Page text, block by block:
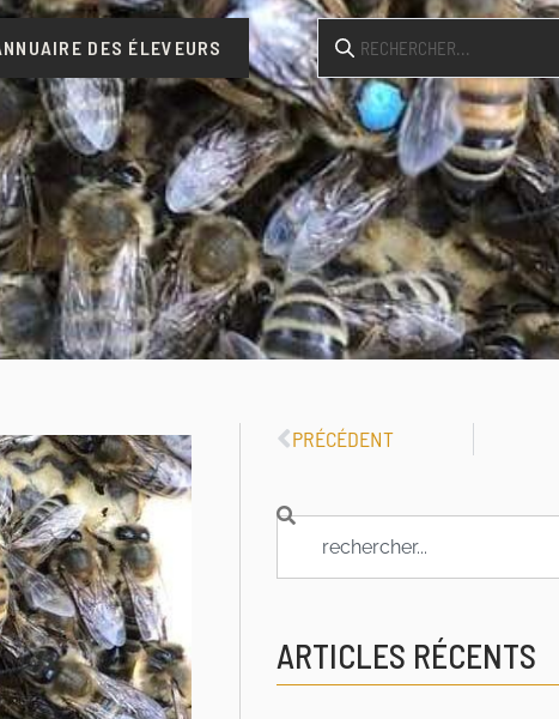
DES ÉLEVEURS
PRÉCÉDENT
ARTICLES RÉCENTS